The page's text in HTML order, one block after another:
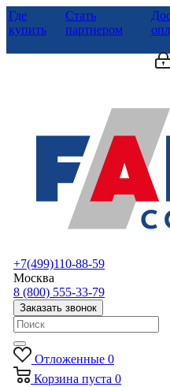
Где
купить
Стать
партнером
+7(499)110-88-59
Москва
8 (800) 555-33-79
Заказать звонок
Отложенные 0
Корзина пуста 0